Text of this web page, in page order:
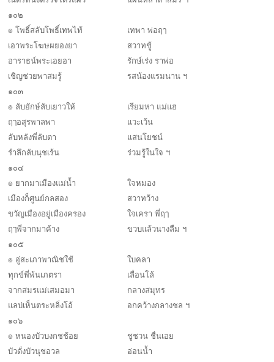
๑๐๒
๏ โพธิ์สลับโพธิ์เทพไท้
เทพา พ่อฤๅ
เอาพระโฆษผยองยา
สวาทชู้
อาราธน์พระเอยอา
รักษ์เร่ง ราพ่อ
เชิญช่วยพาสมรู้
รสน้องแรมนาน ฯ
๑๐๓
๏ ลับยักษ์ลับเยาวให้
เรียมหา แม่แฮ
ฤๅอสุรพาลพา
แวะเว้น
ลับหลังพี่ลับตา
แสนโยชน์
รำลึกลับนุชเร้น
ร่วมรู้ในใจ ฯ
๑๐๔
๏ ยากมาเมืองแม่น้ำ
ใจหมอง
เมืองก็ศูนย์กลสอง
สวาทว้าง
ขวัญเมืองอยู่เมืองครอง
ใจเครา พี่ฤๅ
ฤๅพี่จากมาค้าง
ขวบแล้วนางลืม ฯ
๑๐๕
๏ อู่สะเภาพาณิชใช้
ใบคลา
ทุกข์พี่พ้นเภตรา
เลื่อนโล้
จากสมรแม่เสมอมา
กลางสมุทร
แลบ่เห็นตระหลิ่งโอ้
อกคว้างกลางชล ฯ
๑๐๖
๏ หนองบัวบงกชช้อย
ชูชวน ชื่นเอย
บัวดั่งบัวนุชอวล
อ่อนน้ำ